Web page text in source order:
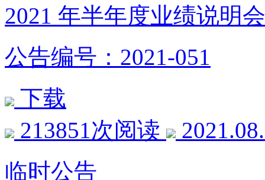
2021 年半年度业绩说明
公告编号：2021-051
下载
213851次阅读
临时公告